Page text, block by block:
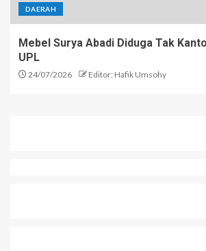
DAERAH
Mebel Surya Abadi Diduga Tak
UPL
24/07/2026 Editor: Hafik Umsohy